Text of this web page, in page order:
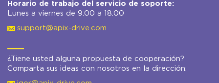
Horario de trabajo del servicio de soporte:
Lunes a viernes de 9:00 a 18:00
support@apix-drive.com
¿Tiene usted alguna propuesta de cooperación?
Comparta sus ideas con nosotros en la dirección: